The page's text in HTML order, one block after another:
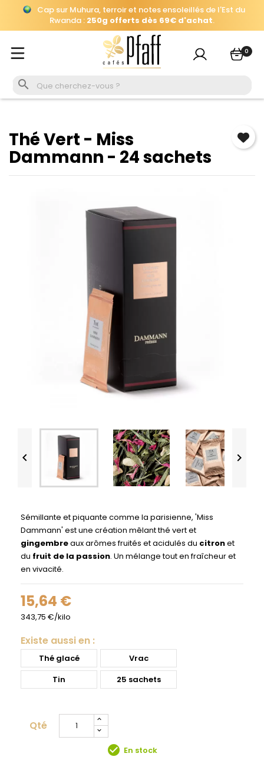
Cap sur Muhura, terroir et notes ensoleillés de l'Est du
Rwanda : 250g offerts dès 69€ d'achat.
Automatiquement ajouté à votre panier, jusqu'au 26 août à
Cap sur Muhura, terroir et notes ensoleillés de l'Est du
Rwanda :250g offerts dès 69€ d'achat

0
Thé Vert - Miss
Dammann - 24 sachets
 
Sémillante et piquante comme la parisienne, 'Miss
Dammann' est une création mêlant thé vert et
gingembreaux arômes fruités et acidulés du citronet
du fruit de la passion. Un mélange tout en fraîcheur et
en vivacité.
15,64 €
343,75 €/kilo
Existe aussi en :
Thé glacé
Vrac
Tin
25 sachets
Qté
check_circle En stock
Se connecter ×
Vous devez être connecté pour enregistrer les produits
de votre liste de souhaits.